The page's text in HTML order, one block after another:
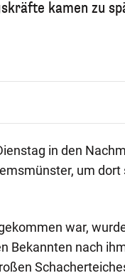
kamen zu
in den
um
war,
Bekannten nach